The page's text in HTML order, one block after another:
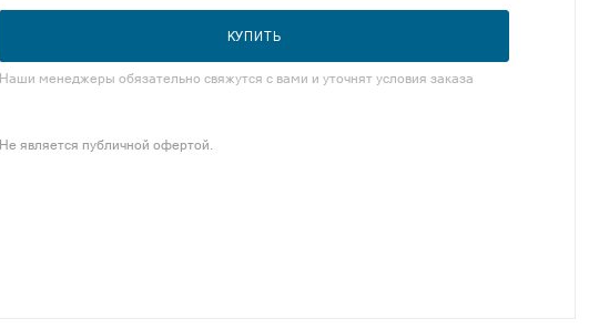
КУПИТЬ
Наши менеджеры обязательно свяжутся с вами и уточнят условия заказа
Не является публичной офертой.